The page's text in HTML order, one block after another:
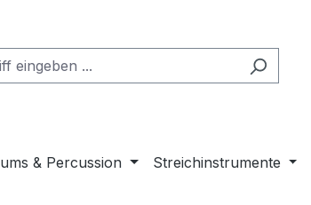
& Percussion Streichinstrumente